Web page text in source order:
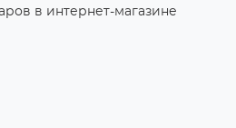
в интернет-магазине